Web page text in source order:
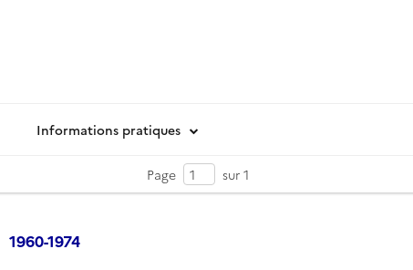
Informations pratiques
Page sur 1
1960-1974